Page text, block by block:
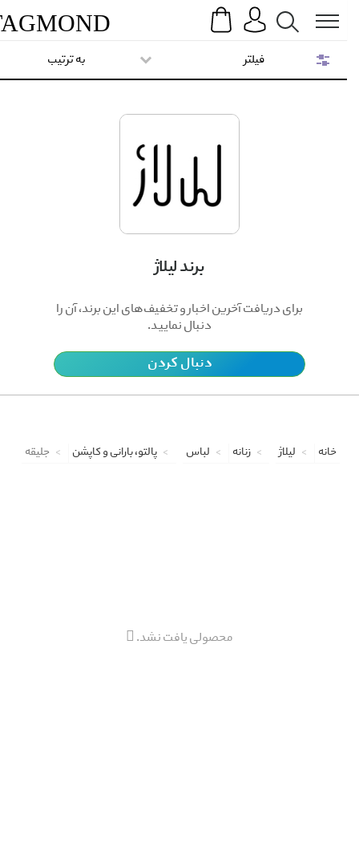
Search
TAGMOND
برند لیلاژ
برای دریافت آخرین اخبار و تخفیف‌های این برند، آن را
دنبال نمایید.
دنبال کردن
به ترتیب
خانه لیلاژ زنانه لباس پالتو، بارانی و کاپشن جلیقه
محصولی یافت نشد.
فیلتر